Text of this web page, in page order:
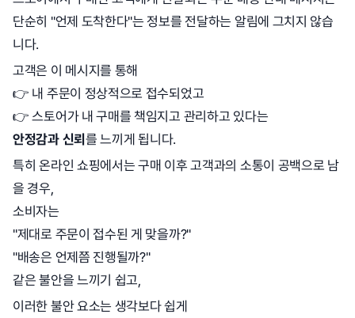
단순히 "언제 도착한다"는 정보를 전달하는 알림에 그치지 않습
니다.
고객은 이 메시지를 통해
👉 내 주문이 정상적으로 접수되었고
👉 스토어가 내 구매를 책임지고 관리하고 있다는
안정감과 신뢰 를 느끼게 됩니다.
특히 온라인 쇼핑에서는 구매 이후 고객과의 소통이 공백으로 남
을 경우,
소비자는
"제대로 주문이 접수된 게 맞을까?"
"배송은 언제쯤 진행될까?"
같은 불안을 느끼기 쉽고,
이러한 불안 요소는 생각보다 쉽게